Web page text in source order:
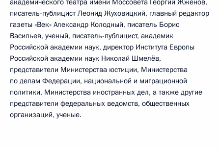
академического театра имени Моссовета Георгий Жженов,
писатель-публицист Леонид Жуховицкий, главный редактор
газеты «Век» Александр Колодный, писатель Борис
Васильев, ученый, писатель-публицист, академик
Российской академии наук, директор Института Европы
Российской академии наук Николай Шмелёв,
представители Министерства юстиции, Министерства
по делам Федерации, национальной и миграционной
политики, Министерства иностранных дел, а также другие
представители федеральных ведомств, общественных
организаций, ученые.